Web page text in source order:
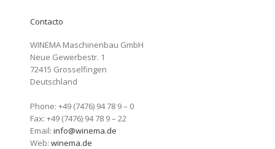
Contacto
WINEMA Maschinenbau GmbH
Neue Gewerbestr. 1
72415 Grosselfingen
Deutschland
Phone: +49 (7476) 94 78 9 – 0
Fax: +49 (7476) 94 78 9 – 22
Email:info@winema.de
Web:winema.de